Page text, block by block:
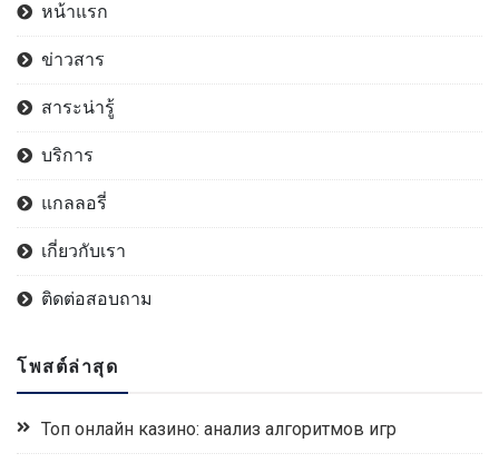
หน้าแรก
ข่าวสาร
สาระน่ารู้
บริการ
แกลลอรี่
เกี่ยวกับเรา
ติดต่อสอบถาม
โพสต์ล่าสุด
Топ онлайн казино: анализ алгоритмов игр